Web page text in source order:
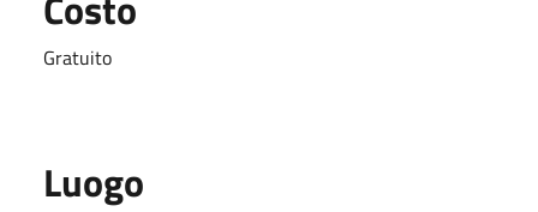
Gratuito
Luogo